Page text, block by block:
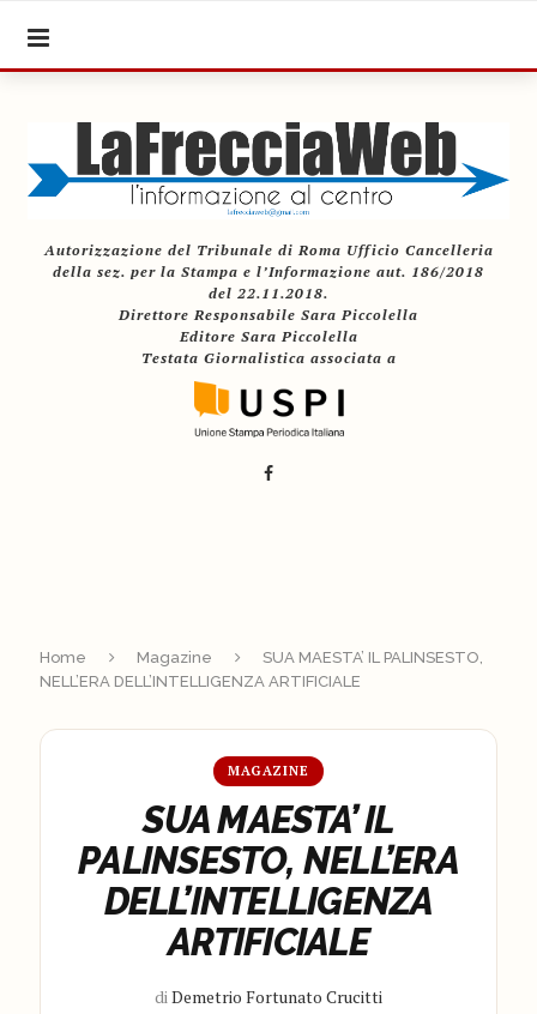
Autorizzazione del Tribunale di Roma Ufficio Cancelleria
della sez. per la Stampa e l’Informazione aut. 186/2018
del 22.11.2018.
Direttore Responsabile Sara Piccolella
Editore Sara Piccolella
Testata Giornalistica associata a
Home Magazine
SUA MAESTA’ IL PALINSESTO,
NELL’ERA DELL’INTELLIGENZA ARTIFICIALE
MAGAZINE
SUA MAESTA’ IL
PALINSESTO, NELL’ERA
DELL’INTELLIGENZA
ARTIFICIALE
di Demetrio Fortunato Crucitti